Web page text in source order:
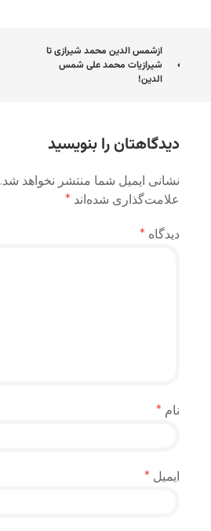
ناوبری
نوشته
ازشمس الدین محمد شیرازی تا
شیرازیات محمد علی شمس
الدین!
دیدگاهتان را بنویسید
نشانی ایمیل شما منتشر نخواهد شد.
علامت‌گذاری شده‌اند *
دیدگاه *
نام *
ایمیل *